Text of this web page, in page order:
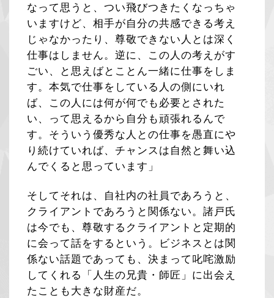
なって思うと、つい飛びつきたくなっちゃ
いますけど、相手が自分の共感できる考え
じゃなかったり、尊敬できない人とは深く
仕事はしません。逆に、この人の考えがす
ごい、と思えばとことん一緒に仕事をしま
す。本気で仕事をしている人の側にいれ
ば、この人には何が何でも必要とされた
い、って思えるから自分も頑張れるんで
す。そういう優秀な人との仕事を愚直にや
り続けていれば、チャンスは自然と舞い込
んでくると思っています」
そしてそれは、自社内の社員であろうと、
クライアントであろうと関係ない。諸戸氏
は今でも、尊敬するクライアントと定期的
に会って話をするという。ビジネスとは関
係ない話題であっても、決まって叱咤激励
してくれる「人生の兄貴・師匠」に出会え
たことも大きな財産だ。